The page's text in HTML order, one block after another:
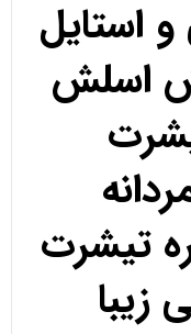
استایل
اسلش
تیشرت
زیبا